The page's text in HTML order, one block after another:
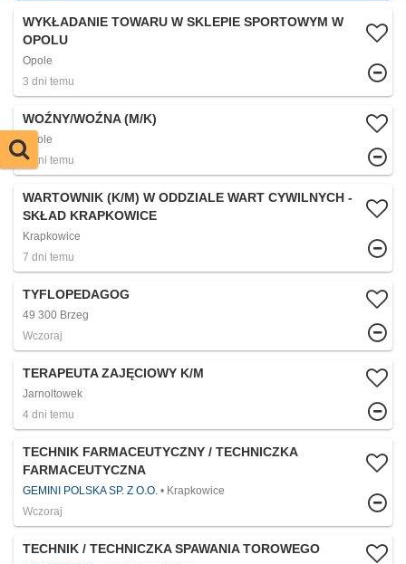
WYKŁADANIE TOWARU W SKLEPIE SPORTOWYM W
OPOLU
Opole
3 dni temu
WOŹNY/WOŹNA (M/K)
Opole
7 dni temu
WARTOWNIK (K/M) W ODDZIALE WART CYWILNYCH -
SKŁAD KRAPKOWICE
Krapkowice
7 dni temu
TYFLOPEDAGOG
49 300 Brzeg
Wczoraj
TERAPEUTA ZAJĘCIOWY K/M
Jarnoltowek
4 dni temu
TECHNIK FARMACEUTYCZNY / TECHNICZKA
FARMACEUTYCZNA
GEMINI POLSKA SP. Z O.O.
Krapkowice
Wczoraj
TECHNIK / TECHNICZKA SPAWANIA TOROWEGO